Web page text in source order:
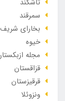
سمرقند
بخارای شریف
خیوه
مجله
قزاقستان
قرقیزستان
ونزوئلا